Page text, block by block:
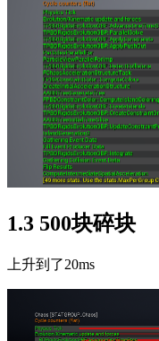
1.3 500块碎块
上升到了20ms